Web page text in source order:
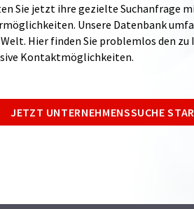
Sie jetzt ihre gezielte Suchanfrage
Unsere Datenbank
Hier finden Sie problemlos den zu
Kontaktmöglichkeiten.
JETZT UNTERNEHMENSSUCHE